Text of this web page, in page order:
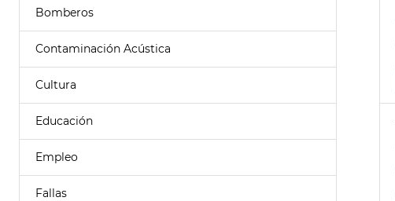
Bomberos
Contaminación Acústica
Cultura
Educación
Empleo
Fallas